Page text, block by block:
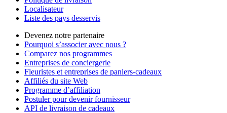
Localisateur
Liste des pays desservis
Devenez notre partenaire
Pourquoi s’associer avec nous ?
Comparez nos programmes
Entreprises de conciergerie
Fleuristes et entreprises de paniers-cadeaux
Affiliés du site Web
Programme d’affiliation
Postuler pour devenir fournisseur
API de livraison de cadeaux